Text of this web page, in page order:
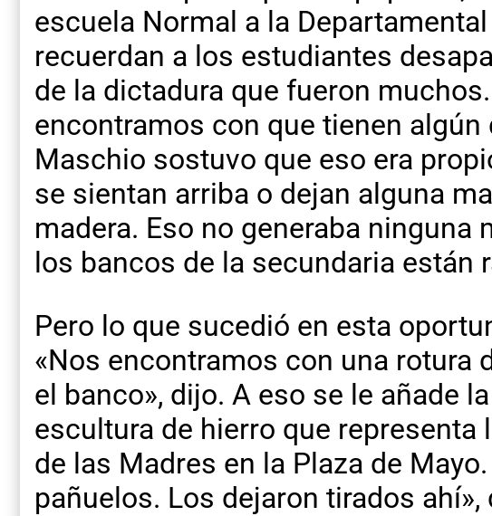
escuela Normal a la
recuerdan a los estudiantes
de la dictadura que fueron
encontramos con que tienen algún
Maschio sostuvo que eso era
se sientan arriba o dejan alguna
madera. Eso no generaba ninguna
los bancos de la secundaria están
Pero lo que sucedió en esta
«Nos encontramos con una rotura
el banco», dijo. A eso se le añade
escultura de hierro que representa
de las Madres en la Plaza de
pañuelos. Los dejaron tirados ahí»,